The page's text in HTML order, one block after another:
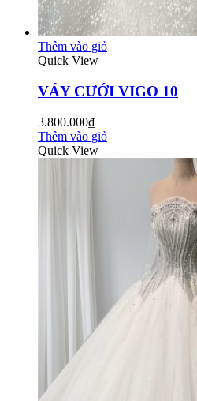
Thêm vào giỏ
Quick View
VÁY CƯỚI VIGO 10
3.800.000₫
Thêm vào giỏ
Quick View